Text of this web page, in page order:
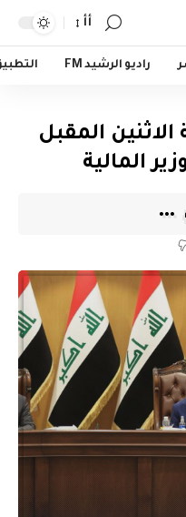
أأ
راديو الرشيد FM
المقبل
المالية